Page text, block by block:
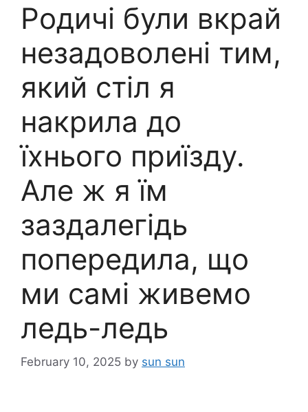
Родичі були вкрай
незадоволені тим,
який стіл я
накрила до
їхнього приїзду.
Але ж я їм
заздалегідь
попередила, що
ми самі живемо
ледь-ледь
February 10, 2025 by sun sun